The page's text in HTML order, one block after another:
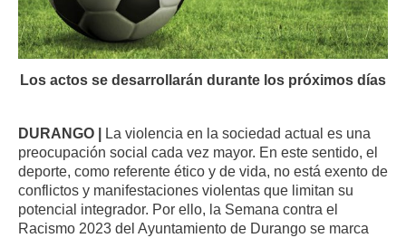
Los actos se desarrollarán durante los próximos días
DURANGO |
La violencia en la sociedad actual es una
preocupación social cada vez mayor. En este sentido, el
deporte, como referente ético y de vida, no está exento de
conflictos y manifestaciones violentas que limitan su
potencial integrador. Por ello, la Semana contra el
Racismo 2023 del Ayuntamiento de Durango se marca